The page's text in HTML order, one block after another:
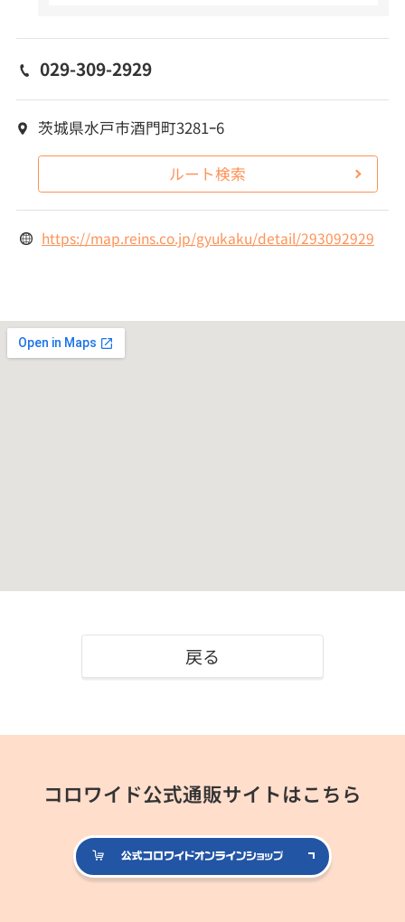
029-309-2929
茨城県水戸市酒門町3281ｰ6
ルート検索
https://map.reins.co.jp/gyukaku/detail/293092929
戻る
コロワイド公式通販サイトはこちら
公式コロ